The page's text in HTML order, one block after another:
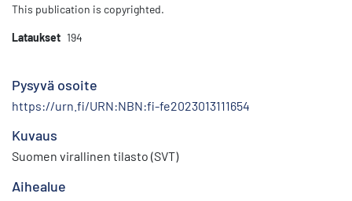
This publication is copyrighted.
Lataukset 194
Pysyvä osoite
https://urn.fi/URN:NBN:fi-fe2023013111654
Kuvaus
Suomen virallinen tilasto (SVT)
Aihealue